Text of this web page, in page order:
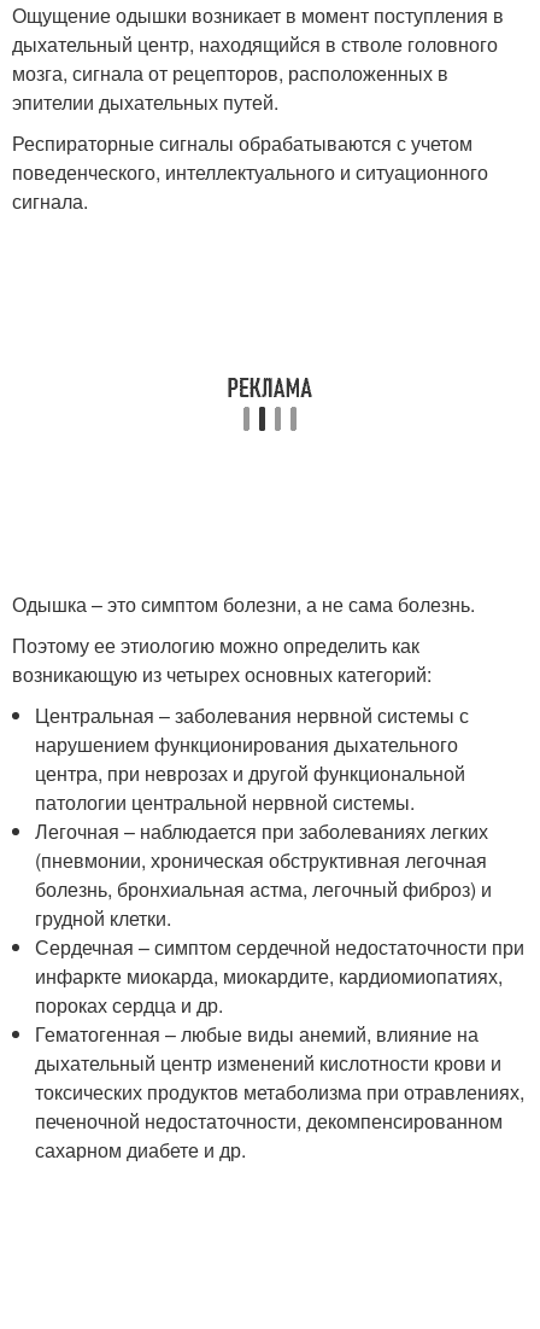
Ощущение одышки возникает в момент поступления в
дыхательный центр, находящийся в стволе головного
мозга, сигнала от рецепторов, расположенных в
эпителии дыхательных путей.
Респираторные сигналы обрабатываются с учетом
поведенческого, интеллектуального и ситуационного
сигнала.
Одышка – это симптом болезни, а не сама болезнь.
Поэтому ее этиологию можно определить как
возникающую из четырех основных категорий:
Центральная – заболевания нервной системы с
нарушением функционирования дыхательного
центра, при неврозах и другой функциональной
патологии центральной нервной системы.
Легочная – наблюдается при заболеваниях легких
(пневмонии, хроническая обструктивная легочная
болезнь, бронхиальная астма, легочный фиброз) и
грудной клетки.
Сердечная – симптом сердечной недостаточности при
инфаркте миокарда, миокардите, кардиомиопатиях,
пороках сердца и др.
Гематогенная – любые виды анемий, влияние на
дыхательный центр изменений кислотности крови и
токсических продуктов метаболизма при отравлениях,
печеночной недостаточности, декомпенсированном
сахарном диабете и др.